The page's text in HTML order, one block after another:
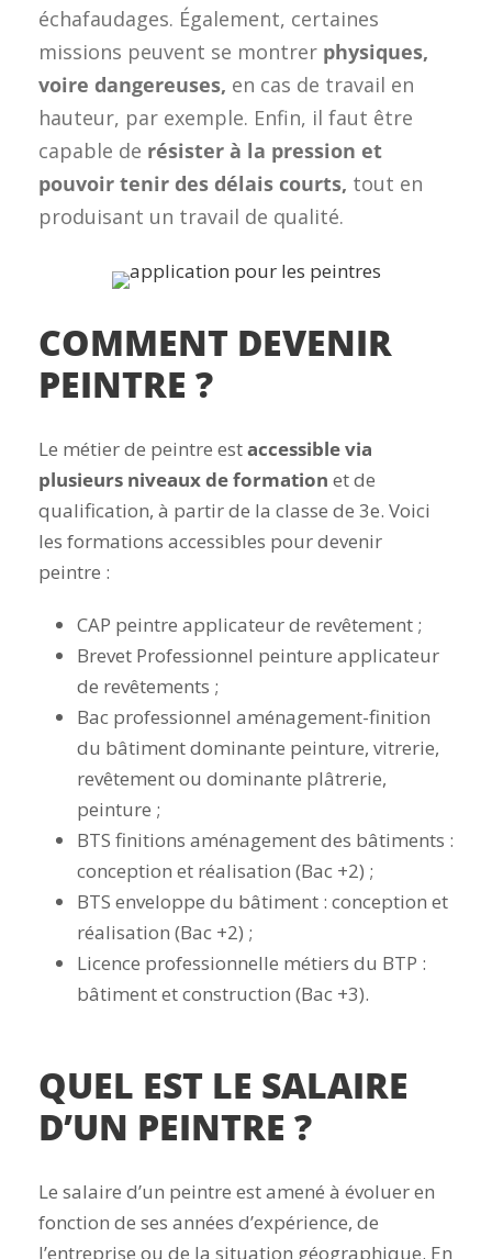
échafaudages. Également, certaines
missions peuvent se montrer physiques,
voire dangereuses, en cas de travail en
hauteur, par exemple. Enfin, il faut être
capable de résister à la pression et
pouvoir tenir des délais courts, tout en
produisant un travail de qualité.
COMMENT DEVENIR
PEINTRE ?
Le métier de peintre estaccessible via
plusieurs niveaux de formation et de
qualification, à partir de la classe de 3e. Voici
les formations accessibles pour devenir
peintre :
CAP peintre applicateur de revêtement ;
Brevet Professionnel peinture applicateur
de revêtements ;
Bac professionnel aménagement-finition
du bâtiment dominante peinture, vitrerie,
revêtement ou dominante plâtrerie,
peinture ;
BTS finitions aménagement des bâtiments :
conception et réalisation (Bac +2) ;
BTS enveloppe du bâtiment : conception et
réalisation (Bac +2) ;
Licence professionnelle métiers du BTP :
bâtiment et construction (Bac +3).
QUEL EST LE SALAIRE
D’UN PEINTRE ?
Le salaire d’un peintre est amené à évoluer en
fonction de ses années d’expérience, de
l’entreprise ou de la situation géographique. En